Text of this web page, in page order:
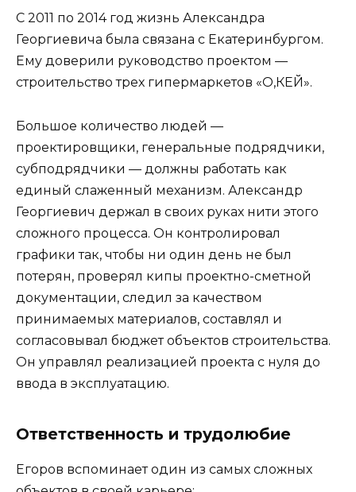
С 2011 по 2014 год жизнь Александра
Георгиевича была связана с Екатеринбургом.
Ему доверили руководство проектом —
строительство трех гипермаркетов «О,КЕЙ».
Большое количество людей —
проектировщики, генеральные подрядчики,
субподрядчики — должны работать как
единый слаженный механизм. Александр
Георгиевич держал в своих руках нити этого
сложного процесса. Он контролировал
графики так, чтобы ни один день не был
потерян, проверял кипы проектно-сметной
документации, следил за качеством
принимаемых материалов, составлял и
согласовывал бюджет объектов строительства.
Он управлял реализацией проекта с нуля до
ввода в эксплуатацию.
Ответственность и трудолюбие
Егоров вспоминает один из самых сложных